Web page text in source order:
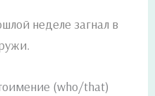
неделе загнал в
(who/that)